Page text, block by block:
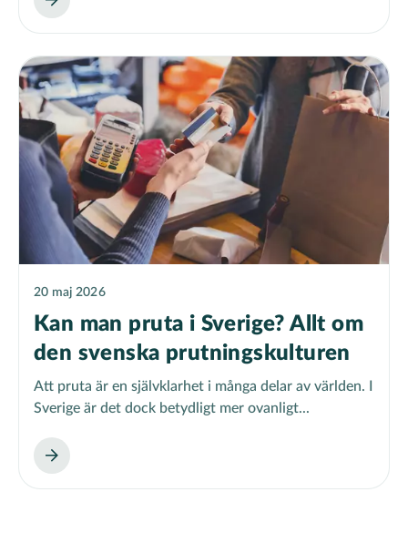
20 maj 2026
Kan man pruta i Sverige? Allt om
den svenska prutningskulturen
Att pruta är en självklarhet i många delar av världen. I
Sverige är det dock betydligt mer ovanligt...